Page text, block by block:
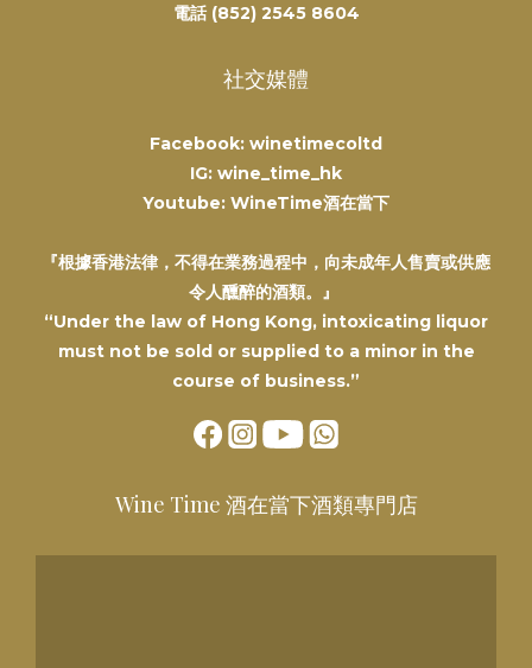
電話 (852) 2545 8604
社交媒體
Facebook: winetimecoltd
IG: wine_time_hk
Youtube: WineTime酒在當下
『根據香港法律，不得在業務過程中，向未成年人售賣或供應
令人醺醉的酒類。』
“Under the law of Hong Kong, intoxicating liquor
must not be sold or supplied to a minor in the
course of business.”
Wine Time 酒在當下酒類專門店